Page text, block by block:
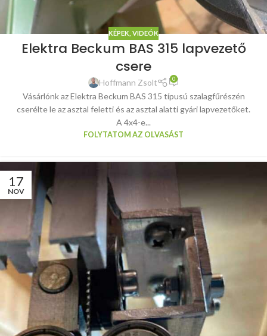
KÉPEK, VIDEÓK
Elektra Beckum BAS 315 lapvezető
csere
Hoffmann Zsolt 0
Vásárlónk az Elektra Beckum BAS 315 típusú szalagfűrészén
cserélte le az asztal feletti és az asztal alatti gyári lapvezetőket.
A 4x4-e...
FOLYTATOM AZ OLVASÁST
17
NOV